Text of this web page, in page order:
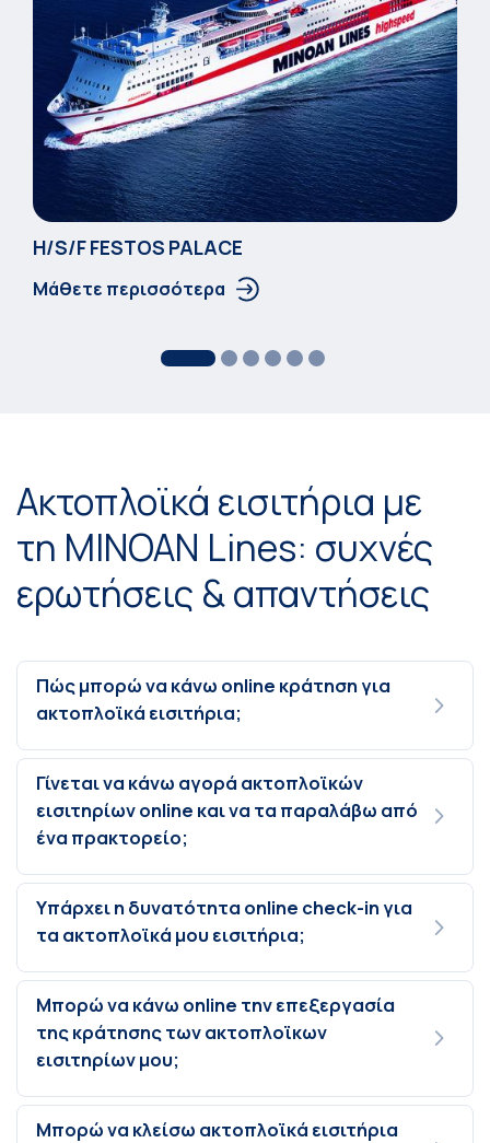
Η/S/F FESTOS PALACΕ
Μάθετε περισσότερα
Ακτοπλοϊκά εισιτήρια με
τη MINOAN Lines: συχνές
ερωτήσεις & απαντήσεις
Πώς μπορώ να κάνω online κράτηση για
ακτοπλοϊκά εισιτήρια;
Γίνεται να κάνω αγορά ακτοπλοϊκών
εισιτηρίων online και να τα παραλάβω από
ένα πρακτορείο;
Υπάρχει η δυνατότητα online check-in για
τα ακτοπλοϊκά μου εισιτήρια;
Μπορώ να κάνω online την επεξεργασία
της κράτησης των ακτοπλοϊκων
εισιτηρίων μου;
Μπορώ να κλείσω ακτοπλοϊκά εισιτήρια